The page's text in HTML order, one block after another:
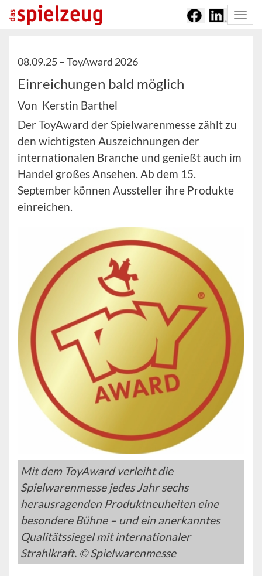
08.09.25 –ToyAward 2026
Einreichungen bald möglich
Von Kerstin Barthel
Der ToyAward der Spielwarenmesse zählt zu
den wichtigsten Auszeichnungen der
internationalen Branche und genießt auch im
Handel großes Ansehen. Ab dem 15.
September können Aussteller ihre Produkte
einreichen.
Mit dem ToyAward verleiht die
Spielwarenmesse jedes Jahr sechs
herausragenden Produktneuheiten eine
besondere Bühne – und ein anerkanntes
Qualitätssiegel mit internationaler
Strahlkraft. © Spielwarenmesse